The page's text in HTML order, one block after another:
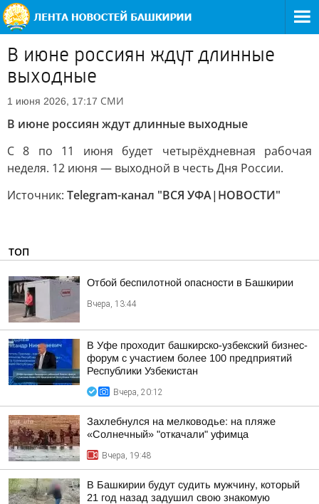
В июне россиян ждут длинные
выходные
1 июня 2026, 17:17 СМИ
В июне россиян ждут длинные выходные
С 8 по 11 июня будет четырёхдневная рабочая
неделя. 12 июня — выходной в честь Дня России.
Источник: Telegram-канал "ВСЯ УФА|НОВОСТИ"
ТОП
Отбой беспилотной опасности в Башкирии
Вчера, 13:44
В Уфе проходит башкирско-узбекский бизнес-
форум с участием более 100 предприятий
Республики Узбекистан
Вчера, 20:12
Захлебнулся на мелководье: на пляже
«Солнечный» "откачали" уфимца
Вчера, 19:48
В Башкирии будут судить мужчину, который
21 год назад задушил свою знакомую